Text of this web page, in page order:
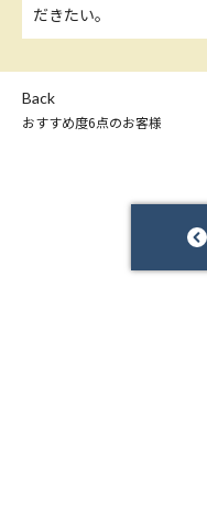
だきたい。
Back
おすすめ度6点のお客様